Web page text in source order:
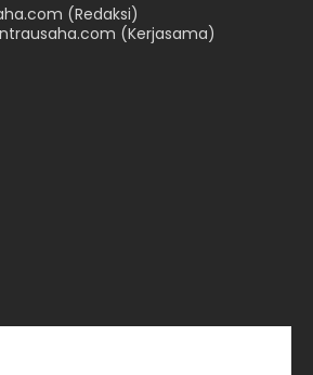
(Redaksi)
(Kerjasama)